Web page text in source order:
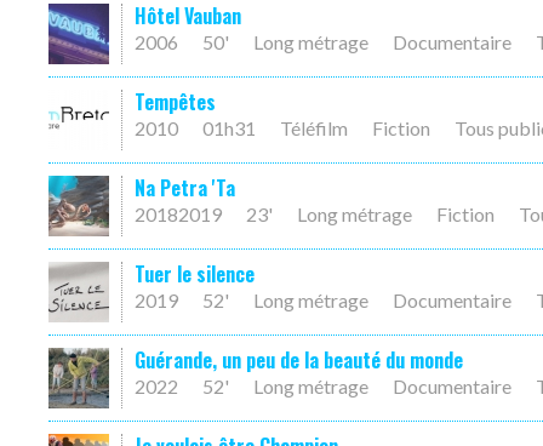
Hôtel Vauban
2006 50' Long métrage Documentaire
Tempêtes
2010 01h31 Téléfilm Fiction Tous
Na Petra 'Ta
20182019 23' Long métrage Fiction
Tuer le silence
2019 52' Long métrage Documentaire
Guérande, un peu de la beauté du monde
2022 52' Long métrage Documentaire